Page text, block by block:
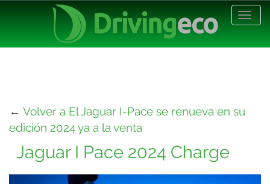
← Volver a El Jaguar I-Pace se renueva en su
edición 2024 ya a la venta
Jaguar I Pace 2024 Charge